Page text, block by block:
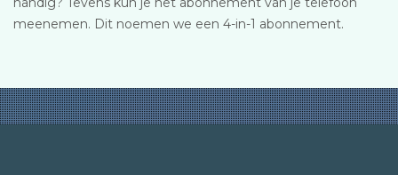
meenemen. Dit noemen we een 4-in-1 abonnement.